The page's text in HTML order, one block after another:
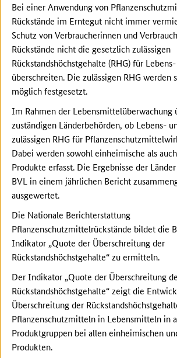
Bei einer Anwendung von
Rückstände im Erntegut nicht immer
Schutz von Verbraucherinnen und
Rückstände nicht die gesetzlich zulässigen
Rückstandshöchstgehalte (RHG) für
überschreiten. Die zulässigen RHG werden
möglich festgesetzt.
Im Rahmen der Lebensmittelüberwachung
zuständigen Länderbehörden, ob Lebens-
zulässigen RHG für
Dabei werden sowohl einheimische als
Produkte erfasst. Die Ergebnisse der
BVL in einem jährlichen Bericht
ausgewertet.
Die Nationale Berichterstattung
Pflanzenschutzmittelrückstände bildet die
Indikator „Quote der Überschreitung der
Rückstandshöchstgehalte“ zu ermitteln.
Der Indikator „Quote der Überschreitung
Rückstandshöchstgehalte“ zeigt die
Überschreitung der
Pflanzenschutzmitteln in Lebensmitteln in
Produktgruppen bei allen einheimischen
Produkten.